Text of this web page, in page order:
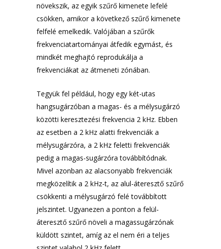
növekszik, az egyik szűrő kimenete lefelé
csökken, amikor a következő szűrő kimenete
felfelé emelkedik. Valójában a szűrők
frekvenciatartományai átfedik egymást, és
mindkét meghajtó reprodukálja a
frekvenciákat az átmeneti zónában.
Tegyük fel például, hogy egy két-utas
hangsugárzóban a magas- és a mélysugárzó
közötti keresztezési frekvencia 2 kHz. Ebben
az esetben a 2 kHz alatti frekvenciák a
mélysugárzóra, a 2 kHz feletti frekvenciák
pedig a magas-sugárzóra továbbítódnak.
Mivel azonban az alacsonyabb frekvenciák
megközelítik a 2 kHz-t, az alul-áteresztő szűrő
csökkenti a mélysugárzó felé továbbított
jelszintet. Ugyanezen a ponton a felül-
áteresztő szűrő növeli a magassugárzónak
küldött szintet, amíg az el nem éri a teljes